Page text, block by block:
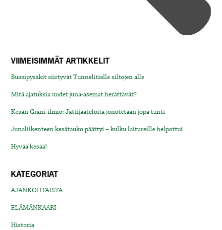
VIIMEISIMMÄT ARTIKKELIT
Bussipysäkit siirtyvät Tunnelitielle siltojen alle
Mitä ajatuksia uudet juna-asemat herättävät?
Kesän Grani-ilmiö: Jättijäätelöitä jonotetaan jopa tunti
Junaliikenteen kesätauko päättyi – kulku laitureille helpottui
Hyvää kesää!
KATEGORIAT
AJANKOHTAISTA
ELÄMÄNKAARI
Historia